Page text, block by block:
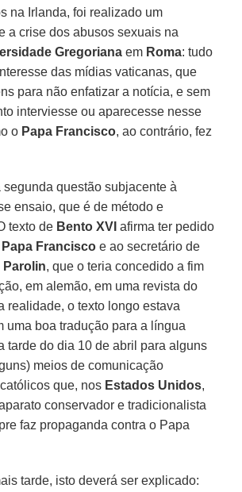
na Irlanda, foi realizado um
a crise dos abusos sexuais na
Gregoriana em Roma: tudo
das mídias vaticanas, que
para não enfatizar a notícia, e sem
interviesse ou aparecesse nesse
o Papa Francisco, ao contrário, fez
segunda questão subjacente à
ensaio, que é de método e
texto de Bento XVI afirma ter pedido
Papa Francisco e ao secretário de
Parolin, que o teria concedido a fim
em alemão, em uma revista do
realidade, o texto longo estava
uma boa tradução para a língua
tarde do dia 10 de abril para alguns
meios de comunicação
que, nos Estados Unidos,
conservador e tradicionalista
faz propaganda contra o Papa
tarde, isto deverá ser explicado: